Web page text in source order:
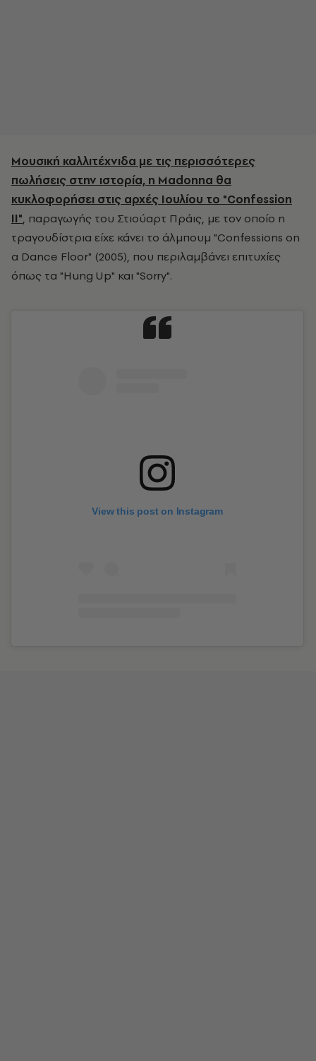
Μουσική καλλιτέχνιδα με τις περισσότερες
πωλήσεις στην ιστορία, η Madonna θα
κυκλοφορήσει στις αρχές Ιουλίου το "Confession
II", παραγωγής του Στιούαρτ Πράις, με τον οποίο η
τραγουδίστρια είχε κάνει το άλμπουμ "Confessions on
a Dance Floor" (2005), που περιλαμβάνει επιτυχίες
όπως τα "Hung Up" και "Sorry".
View this post on Instagram